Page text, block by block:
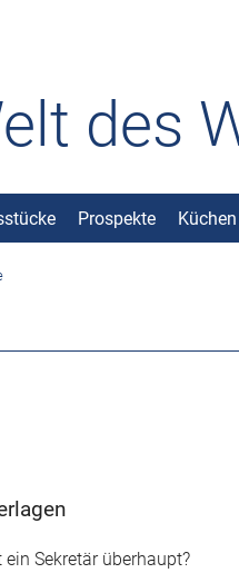
des
Prospekte Küchen
Sekretär überhaupt?